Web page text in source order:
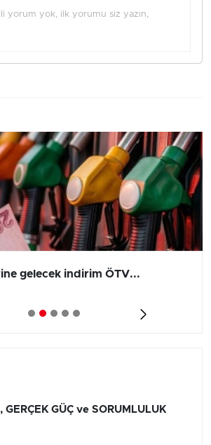
yorum yok, ilk yorumu siz yazın,
gelecek indirim ÖTV...
GERÇEK GÜÇ ve SORUMLULUK